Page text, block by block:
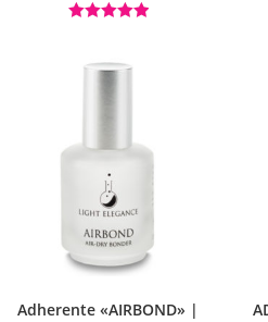
Adherente «AIRBOND» |